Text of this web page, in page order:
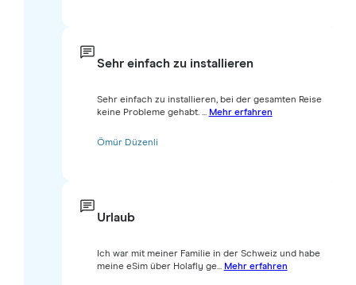
Sehr einfach zu installieren
Sehr einfach zu installieren, bei der gesamten Reise
keine Probleme gehabt. ... Mehr erfahren
Ömür Düzenli
Urlaub
Ich war mit meiner Familie in der Schweiz und habe
meine eSim über Holafly ge... Mehr erfahren